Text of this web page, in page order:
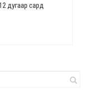
дугаар сард